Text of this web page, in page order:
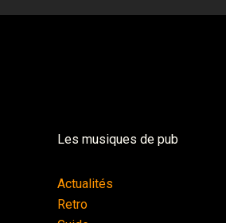
Les musiques de pub
Actualités
Retro